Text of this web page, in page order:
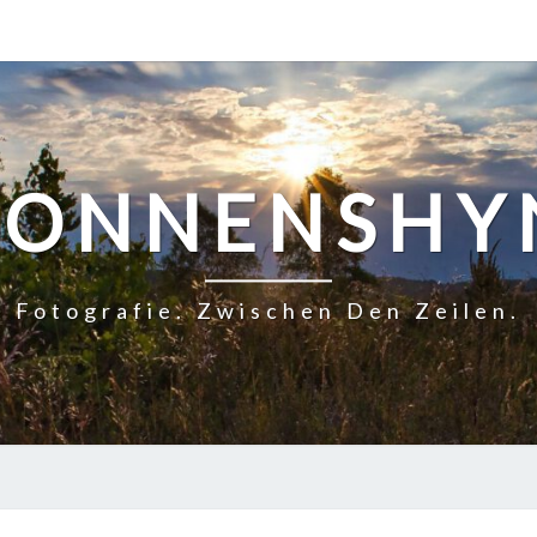
Fotografie. Zwischen Den Zeilen.